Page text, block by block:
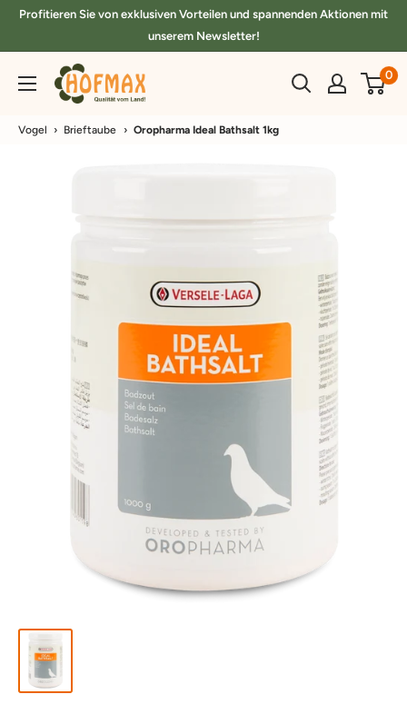
DirektProfitieren Sie von exklusiven Vorteilen und spannenden Aktionen mit
unserem Newsletter!
hofmax.de 0
Vogel › Brieftaube › Oropharma Ideal Bathsalt 1kg